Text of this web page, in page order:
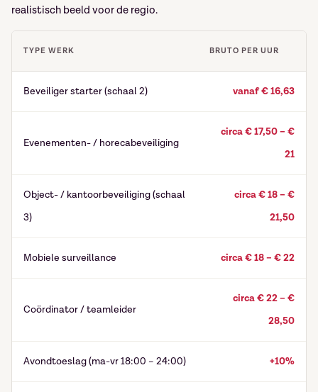
realistisch beeld voor de regio.
TYPE WERK BRUTO PER UUR
Beveiliger starter (schaal 2) vanaf € 16,63
Evenementen- / horecabeveiliging
circa € 17,50 – €
21
Object- / kantoorbeveiliging (schaal
3)
circa € 18 – €
21,50
Mobiele surveillance circa € 18 – € 22
Coördinator / teamleider
circa € 22 – €
28,50
Avondtoeslag (ma-vr 18:00 – 24:00) +10%
je mailbox